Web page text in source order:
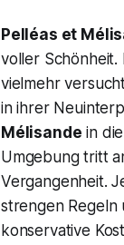
Pelléas et
voller
vielmehr
in ihrer
Mélisande in
Umgebung tritt
Vergangenheit.
strengen Regeln
konservative